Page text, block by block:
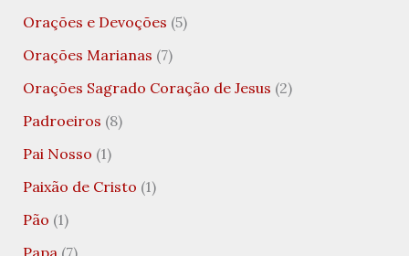
Orações e Devoções (5)
Orações Marianas (7)
Orações Sagrado Coração de Jesus (2)
Padroeiros (8)
Pai Nosso (1)
Paixão de Cristo (1)
Pão (1)